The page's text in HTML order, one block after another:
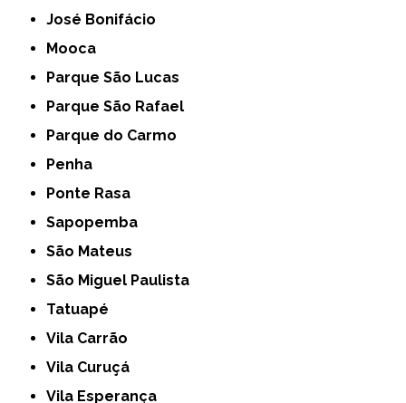
José Bonifácio
Mooca
Parque São Lucas
Parque São Rafael
Parque do Carmo
Penha
Ponte Rasa
Sapopemba
São Mateus
São Miguel Paulista
Tatuapé
Vila Carrão
Vila Curuçá
Vila Esperança